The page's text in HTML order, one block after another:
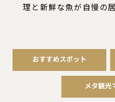
理と新鮮な魚が自慢の
おすすめスポット
メタ観光